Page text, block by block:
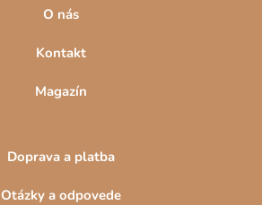
O nás
Kontakt
Magazín
Doprava a platba
Otázky a odpovede